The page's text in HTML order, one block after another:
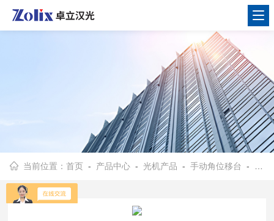
当前位置：首页 - 产品中心 -光机产品 -手动角位移台 - 五维超高精密手动位移台NFP-5561/5561L